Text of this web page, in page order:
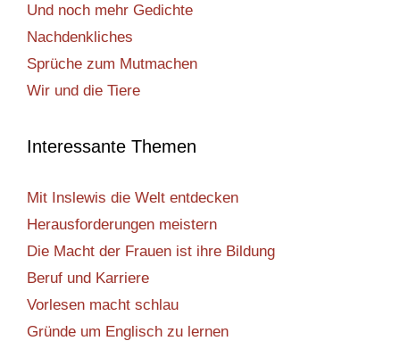
Und noch mehr Gedichte
Nachdenkliches
Sprüche zum Mutmachen
Wir und die Tiere
Interessante Themen
Mit Inslewis die Welt entdecken
Herausforderungen meistern
Die Macht der Frauen ist ihre Bildung
Beruf und Karriere
Vorlesen macht schlau
Gründe um Englisch zu lernen